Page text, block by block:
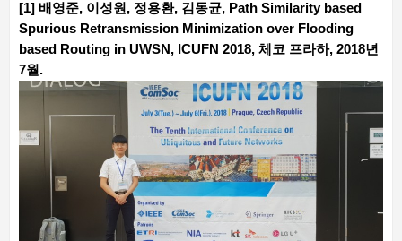
[1] 배영준, 이성원, 정용환, 김동균, Path Similarity based
Spurious Retransmission Minimization over Flooding
based Routing in UWSN, ICUFN 2018, 체코 프라하, 2018년
7월.